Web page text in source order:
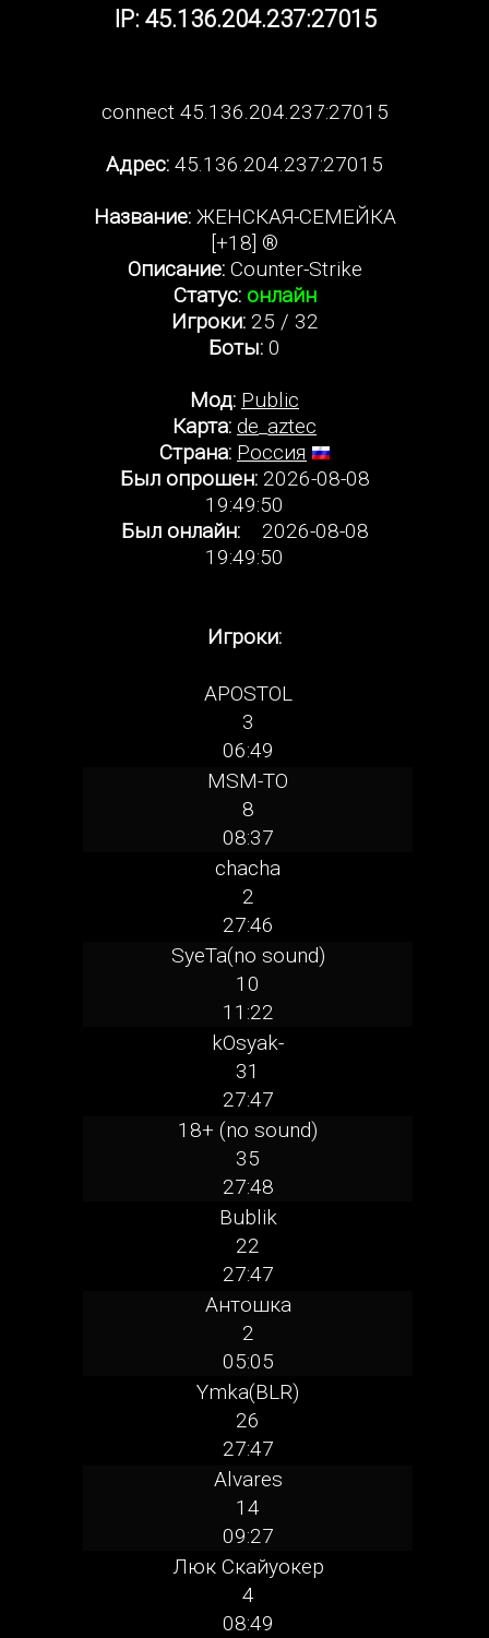
IP: 45.136.204.237:27015
connect 45.136.204.237:27015
Адрес: 45.136.204.237:27015
Название:ЖЕНСКАЯ-СЕМЕЙКА
[+18] ®
Описание:Counter-Strike
Статус: онлайн
Игроки:25 / 32
Боты: 0
Мод: Public
Карта: de_aztec
Страна: Россия
Был опрошен:2026-08-08
19:49:50
Был онлайн:2026-08-08
19:49:50
Игроки:
APOSTOL
3
06:49
MSM-TO
8
08:37
chacha
2
27:46
SyeTa(no sound)
10
11:22
kOsyak-
31
27:47
18+ (no sound)
35
27:48
Bublik
22
27:47
Антошка
2
05:05
Ymka(BLR)
26
27:47
Alvares
14
09:27
Люк Скайуокер
4
08:49